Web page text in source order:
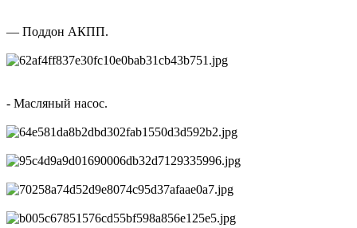
— Поддон АКПП.
- Масляный насос.